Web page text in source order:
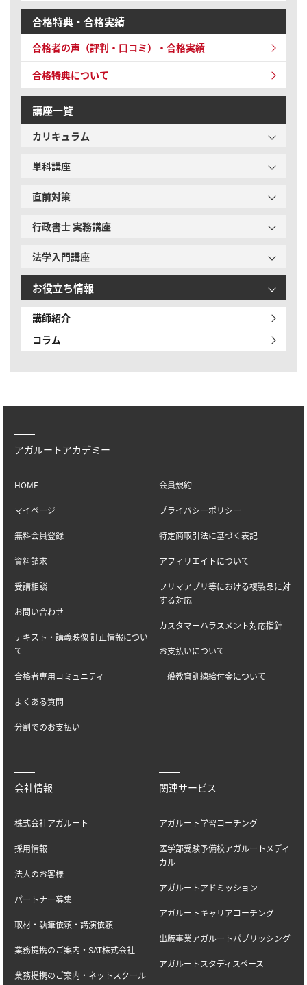
合格特典・合格実績
合格者の声（評判・口コミ）・合格実績
合格特典について
講座一覧
カリキュラム
単科講座
直前対策
行政書士 実務講座
法学入門講座
お役立ち情報
講師紹介
コラム
アガルートアカデミー
HOME
マイページ
無料会員登録
資料請求
受講相談
お問い合わせ
テキスト・講義映像 訂正情報につい
て
合格者専用コミュニティ
よくある質問
分割でのお支払い
会員規約
プライバシーポリシー
特定商取引法に基づく表記
アフィリエイトについて
フリマアプリ等における複製品に対
する対応
カスタマーハラスメント対応指針
お支払いについて
一般教育訓練給付金について
会社情報
株式会社アガルート
採用情報
法人のお客様
パートナー募集
取材・執筆依頼・講演依頼
業務提携のご案内・SAT株式会社
業務提携のご案内・ネットスクール
関連サービス
アガルート学習コーチング
医学部受験予備校アガルートメディ
カル
アガルートアドミッション
アガルートキャリアコーチング
出版事業アガルートパブリッシング
アガルートスタディスペース